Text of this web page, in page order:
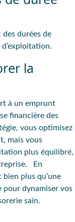
durées de
la
à un emprunt
financière des
vous optimisez
mais vous
plus équilibré,
En
plus qu’une
pour dynamiser vos
sain.